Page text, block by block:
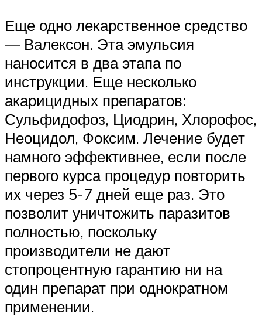
Еще одно лекарственное средство
— Валексон. Эта эмульсия
наносится в два этапа по
инструкции. Еще несколько
акарицидных препаратов:
Сульфидофоз, Циодрин, Хлорофос,
Неоцидол, Фоксим. Лечение будет
намного эффективнее, если после
первого курса процедур повторить
их через 5-7 дней еще раз. Это
позволит уничтожить паразитов
полностью, поскольку
производители не дают
стопроцентную гарантию ни на
один препарат при однократном
применении.